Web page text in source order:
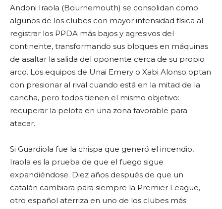
Andoni Iraola (Bournemouth) se consolidan como
algunos de los clubes con mayor intensidad física al
registrar los PPDA más bajos y agresivos del
continente, transformando sus bloques en máquinas
de asaltar la salida del oponente cerca de su propio
arco. Los equipos de Unai Emery o Xabi Alonso optan
con presionar al rival cuando está en la mitad de la
cancha, pero todos tienen el mismo objetivo:
recuperar la pelota en una zona favorable para
atacar.
Si Guardiola fue la chispa que generó el incendio,
Iraola es la prueba de que el fuego sigue
expandiéndose. Diez años después de que un
catalán cambiara para siempre la Premier League,
otro español aterriza en uno de los clubes más